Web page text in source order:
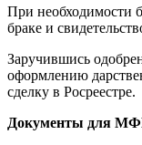
При необходимости
браке и
Заручившись
оформлению
сделку в Росреестре.
Документы для